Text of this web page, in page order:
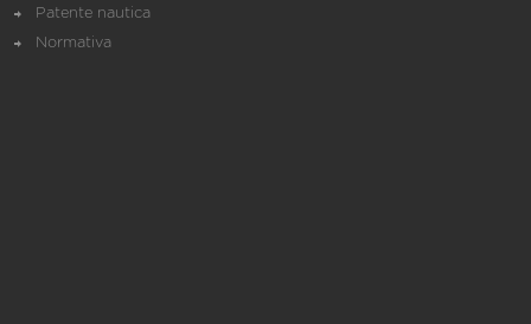
Patente nautica
Normativa